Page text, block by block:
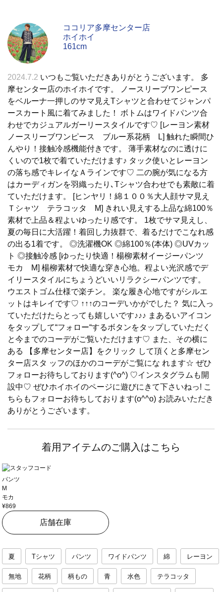
ココリア多摩センター店
ホイホイ
161cm
2024.7.2 いつもご覧いただきありがとうございます。 多
摩センター店のホイホイです。 ノースリーブワンピース
をベルーナ一押しのサマ見えTシャツと合わせてジャンパ
ースカート風に着てみました！ ボトムはワイドパンツ合
わせでカジュアルガーリースタイルです♡ [レーヨン素材
ノースリーブワンピース ブルー系花柄 L] 触れた瞬間ひ
んやり！接触冷感機能付きです。 薄手素材なのに透けに
くいので1枚で着ていただけます♪ タック使いとレーヨン
の落ち感でキレイなＡラインです♡ 二の腕が気になる方
はカーディガンを羽織ったり､Tシャツ合わせでも素敵に着
ていただけます。 [ヒンヤリ！綿１００％大人顔サマ見え
Ｔシャツ テラコッタ M] きれい見えする上品な綿100％
素材で上品＆程よいゆったり感です。 1枚でサマ見えし、
夏の毎日に大活躍！着回し力抜群で、着るだけでこなれ感
の出る1着です。 ◎洗濯機OK ◎綿100％(本体) ◎UVカッ
ト ◎接触冷感 [ゆったり快適！楊柳素材イージーパンツ
モカ M] 楊柳素材で快適な穿き心地。程よい光沢感でデ
イリースタイルにちょうどいいリラクシーパンツです。
ウエストゴム仕様で楽チン。 楽な履き心地ですがシルエ
ットはキレイです♡ ↑↑↑のコーデいかがでした？ 気に入っ
ていただけたらとっても嬉しいです♪♪♪ まあるいアイコン
をタップして“フォロー“するボタンをタップしていただく
と今までのコーデがご覧いただけます♡ また、その横に
ある 【多摩センター店】をクリック して頂くと多摩セン
ター店スタ ッフのほかのコーデがご覧にな れます☆ ぜひ
フォローお待ちしております(^o^) ♡インスタグラムも開
設中♡ ぜひホイホイのページに遊びにきて下さいねっ! こ
ちらもフォローお待ちしております(o^^o) お読みいただき
ありがとうございます。
着用アイテムのご購入はこちら
パンツ
M
モカ
¥869
店舗在庫
夏 Tシャツ パンツ ワイドパンツ 綿 レーヨン
無地 花柄 柄もの 青 水色 テラコッタ